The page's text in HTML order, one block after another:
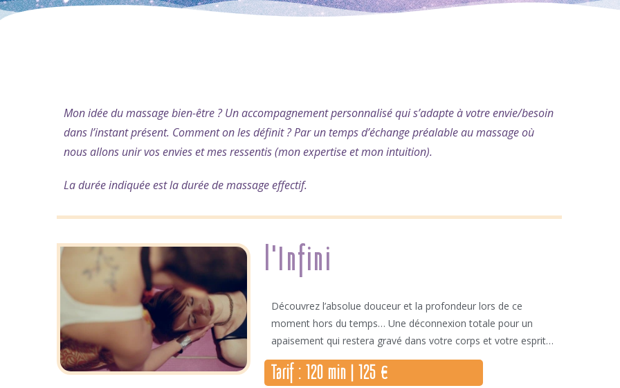
Mon idée du massage bien-être ? Un accompagnement personnalisé qui s’adapte à votre envie/besoin
dans l’instant présent. Comment on les définit ? Par un temps d’échange préalable au massage où
nous allons unir vos envies et mes ressentis (mon expertise et mon intuition).
La durée indiquée est la durée de massage effectif.
l'Infini
Découvrez l’absolue douceur et la profondeur lors de ce
moment hors du temps… Une déconnexion totale pour un
apaisement qui restera gravé dans votre corps et votre esprit…
Tarif : 120 min | 125 €